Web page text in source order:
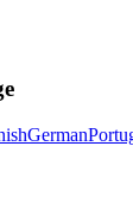
German